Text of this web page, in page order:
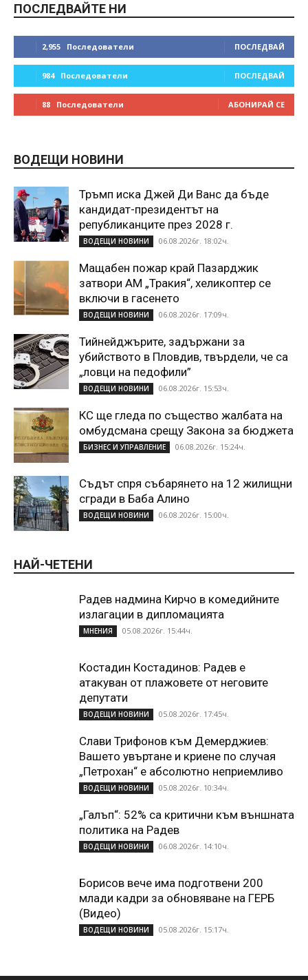
ПОСЛЕДВАЙТЕ НИ
2,955 Последователи ПОСЛЕДВАЙ
984 Последователи ПОСЛЕДВАЙ
88 Последователи АБОНИРАЙ СЕ
ВОДЕЩИ НОВИНИ
Тръмп иска Джей Ди Ванс да бъде
кандидат-президентът на
републиканците през 2028 г.
ВОДЕЩИ НОВИНИ 06.08.2026г. 18:02ч.
Мащабен пожар край Пазарджик
затвори АМ „Тракия“, хеликоптер се
включи в гасенето
ВОДЕЩИ НОВИНИ 06.08.2026г. 17:09ч.
Тийнейджърите, задържани за
убийството в Пловдив, твърдели, че са
„ловци на педофили”
ВОДЕЩИ НОВИНИ 06.08.2026г. 15:53ч.
КС ще гледа по същество жалбата на
омбудсмана срещу Закона за бюджета
БИЗНЕС И УПРАВЛЕНИЕ 06.08.2026г. 15:24ч.
Съдът спря събарянето на 12 жилищни
сгради в Баба Алино
ВОДЕЩИ НОВИНИ 06.08.2026г. 15:00ч.
НАЙ-ЧЕТЕНИ
Радев надмина Кирчо в комедийните
излагации в дипломацията
МНЕНИЯ 05.08.2026г. 15:44ч.
Костадин Костадинов: Радев е
атакуван от плажoвете от неговите
депутати
ВОДЕЩИ НОВИНИ 05.08.2026г. 17:45ч.
Слави Трифонов към Демерджиев:
Вашето увъртане и криене по случая
„Петрохан“ е абсолютно неприемливо
ВОДЕЩИ НОВИНИ 05.08.2026г. 10:34ч.
„Галъп“: 52% са критични към външната
политика на Радев
ВОДЕЩИ НОВИНИ 06.08.2026г. 14:10ч.
Борисов вече има подготвени 200
млади кадри за обновяване на ГЕРБ
(Видео)
ВОДЕЩИ НОВИНИ 05.08.2026г. 15:17ч.